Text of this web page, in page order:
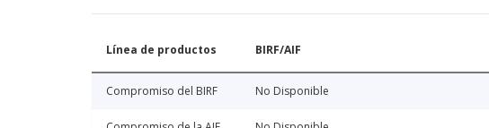
Línea de productos BIRF/AIF
Compromiso del BIRF No Disponible